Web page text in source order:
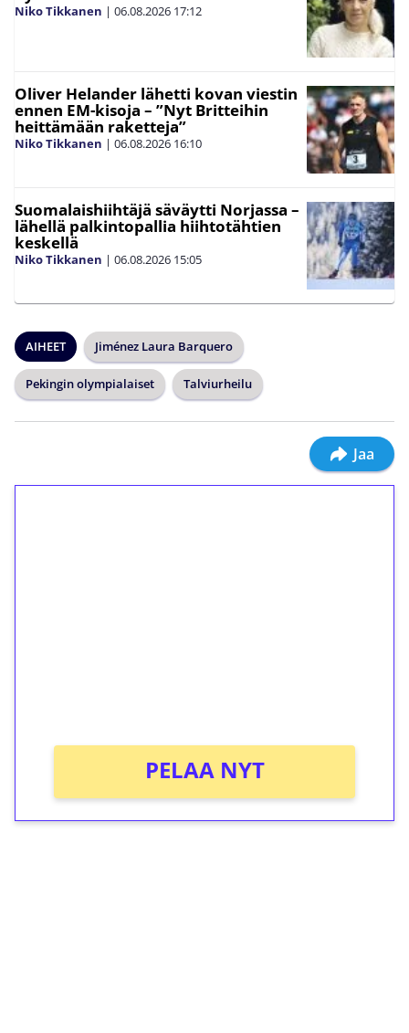
Niko Tikkanen | 06.08.2026 17:12
Oliver Helander lähetti kovan viestin
ennen EM-kisoja – ”Nyt Britteihin
heittämään raketteja”
Niko Tikkanen | 06.08.2026 16:10
Suomalaishiihtäjä säväytti Norjassa –
lähellä palkintopallia hiihtotähtien
keskellä
Niko Tikkanen | 06.08.2026 15:05
AIHEET Jiménez Laura Barquero
Pekingin olympialaiset Talviurheilu
Jaa
PELAA NYT